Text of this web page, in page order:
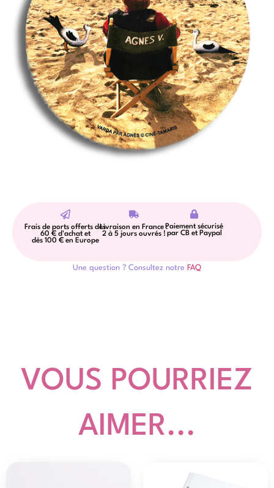
Frais de ports offerts dès
60 € d'achat et
dès 100 € en Europe
Livraison en France :
2 à 5 jours ouvrés !
Paiement sécurisé
par CB et Paypal
Une question ? Consultez notre FAQ
VOUS POURRIEZ
AIMER...